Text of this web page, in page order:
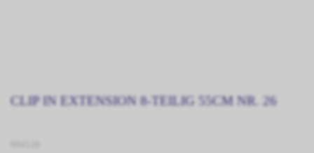
CLIP IN EXTENSION 8-TEILIG 55CM NR. 26